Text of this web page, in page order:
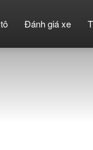
Đánh giá xe